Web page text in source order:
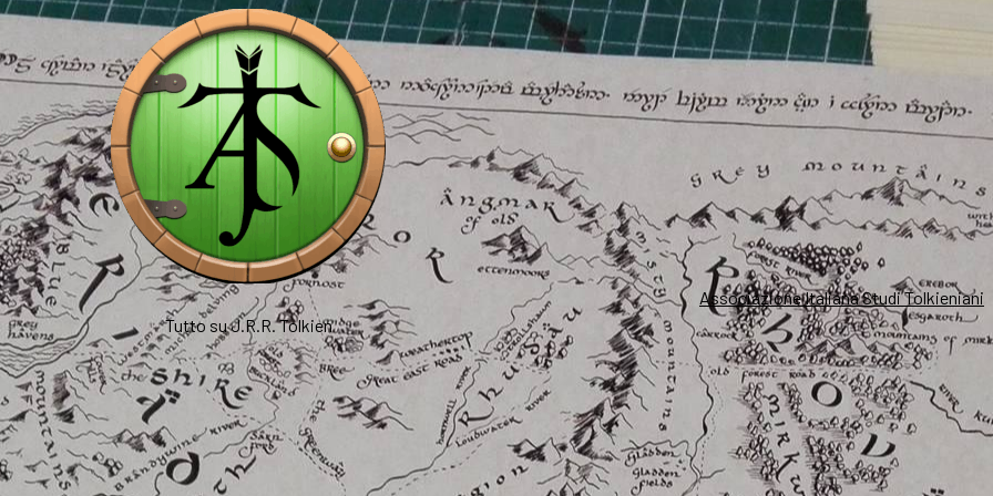
Associazione Italiana Studi Tolkieniani
Tutto su J.R.R. Tolkien